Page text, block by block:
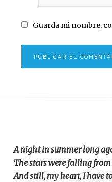
Guarda mi nombre,
A night in summer long
The stars were falling
And still, my heart, I have